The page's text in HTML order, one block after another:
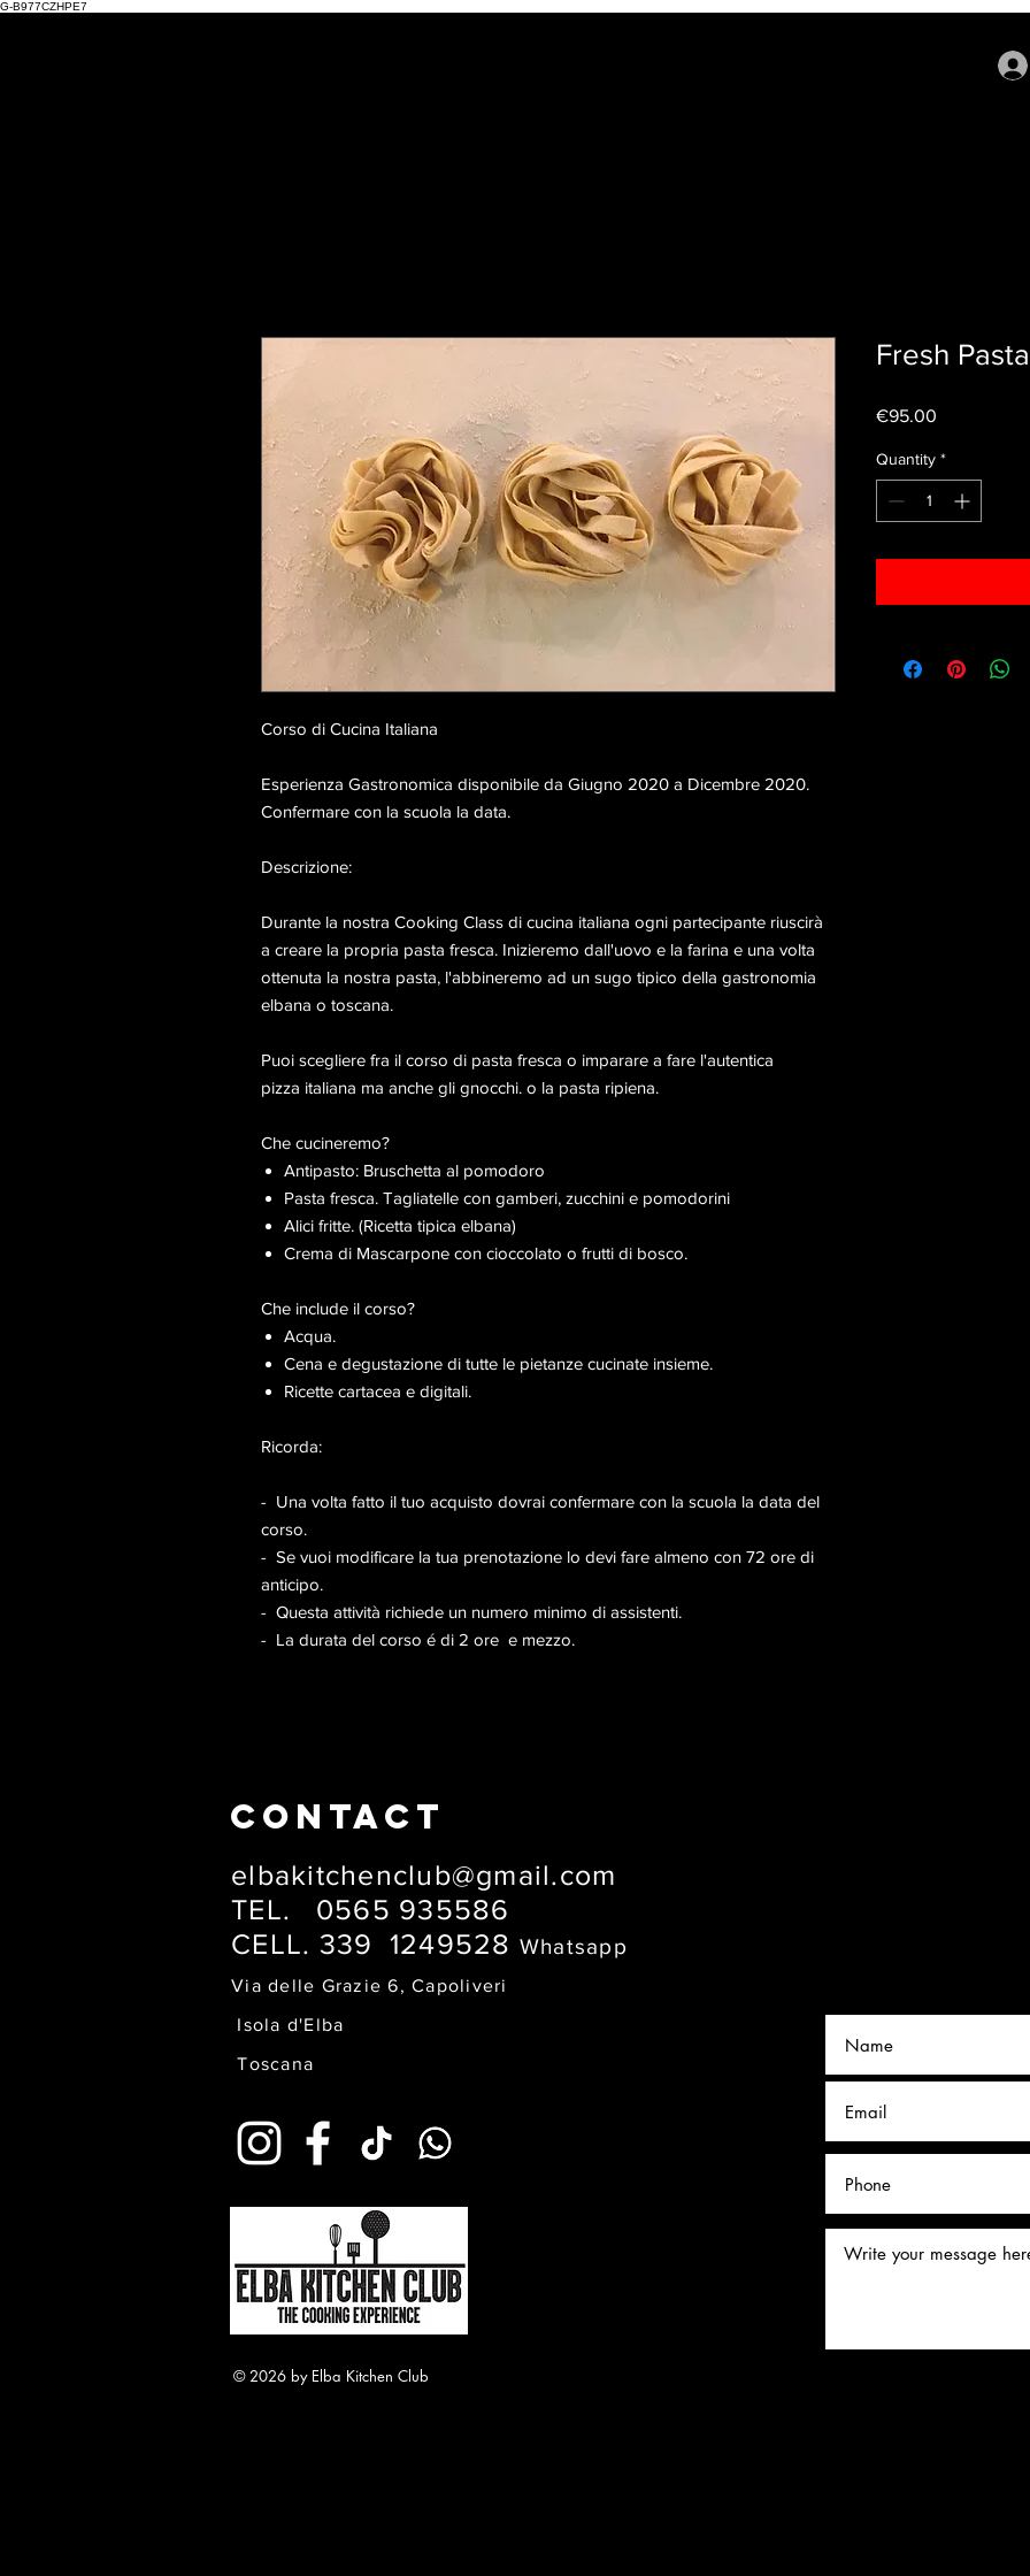
G-B977CZHPE7
Corso di Cucina Italiana
Esperienza Gastronomica disponibile da Giugno 2020 a Dicembre 2020.
Confermare con la scuola la data.
Descrizione:
Durante la nostra Cooking Class di cucina italiana ogni partecipante riuscirà
a creare la propria pasta fresca. Inizieremo dall'uovo e la farina e una volta
ottenuta la nostra pasta, l'abbineremo ad un sugo tipico della gastronomia
elbana o toscana.
Puoi scegliere fra il corso di pasta fresca o imparare a fare l'autentica
pizza italiana ma anche gli gnocchi. o la pasta ripiena.
Che cucineremo?
Antipasto: Bruschetta al pomodoro
Pasta fresca. Tagliatelle con gamberi, zucchini e pomodorini
Alici fritte. (Ricetta tipica elbana)
Crema di Mascarpone con cioccolato o frutti di bosco.
Che include il corso?​​
Acqua.
Cena e degustazione di tutte le pietanze cucinate insieme.
Ricette cartacea e digitali.
Ricorda:
- Una volta fatto il tuo acquisto dovrai confermare con la scuola la data del
corso.
- Se vuoi modificare la tua prenotazione lo devi fare almeno con 72 ore di
anticipo.
- Questa attività richiede un numero minimo di assistenti.
- La durata del corso é di 2 ore e mezzo.
Fresh Pasta
€95.00
Quantity *
CONTACT
elbakitchenclub@gmail.com
TEL. 0565 935586
CELL. 339 1249528 Whatsapp
Via delle Grazie 6, Capoliveri
Isola d'Elba
Toscana
© 2026 by Elba Kitchen Club